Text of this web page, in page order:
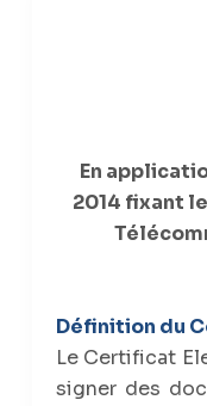
En
2014 fixant
Définition du
Le Certificat
signer des